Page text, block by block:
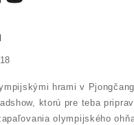
hrami v
ktorú pre teba
olympijského